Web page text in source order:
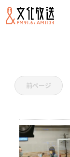
前ページ